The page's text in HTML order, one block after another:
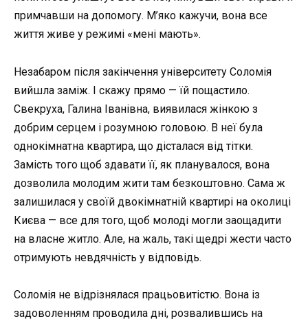
примчавши на допомогу. М’яко кажучи, вона все
життя живе у режимі «мені мають».
Незабаром після закінчення університету Соломія
вийшла заміж. І скажу прямо — їй пощастило.
Свекруха, Галина Іванівна, виявилася жінкою з
добрим серцем і розумною головою. В неї була
однокімнатна квартира, що дісталася від тітки.
Замість того щоб здавати її, як планувалося, вона
дозволила молодим жити там безкоштовно. Сама ж
залишилася у своїй двокімнатній квартирі на околиці
Києва — все для того, щоб молоді могли заощадити
на власне житло. Але, на жаль, такі щедрі жести часто
отримують невдячність у відповідь.
Соломія не відрізнялася працьовитістю. Вона із
задоволенням проводила дні, розвалившись на